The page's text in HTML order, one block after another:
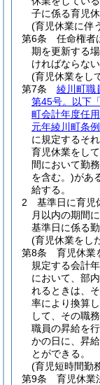
子に係る育児
(育児休業に伴
第6条
任命権者
期を更新する
ければならない
(育児休業をし
第7条
綾川町職
第45号。以下
町会計年度任
元年綾川町条
に規定するそ
育児休業をし
間において勤
を含む。)があ
給する。
2
基準日に育児
月以内の期間
基準日に係る
(育児休業をし
第8条
育児休業
規定する会計
において、部
れるときは、
率により換算
して、その職
職員の昇給を
かの日に、昇
とができる。
(育児短時間勤
第9条
育児休業